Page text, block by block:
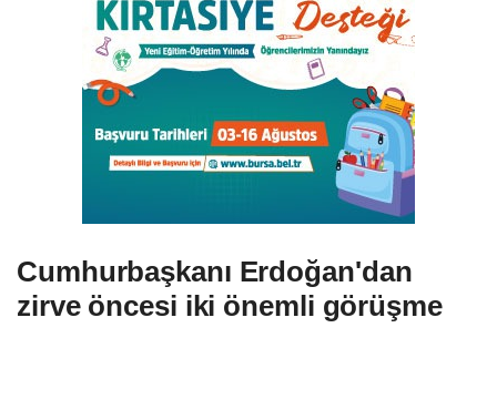
Cumhurbaşkanı Erdoğan'dan
zirve öncesi iki önemli görüşme